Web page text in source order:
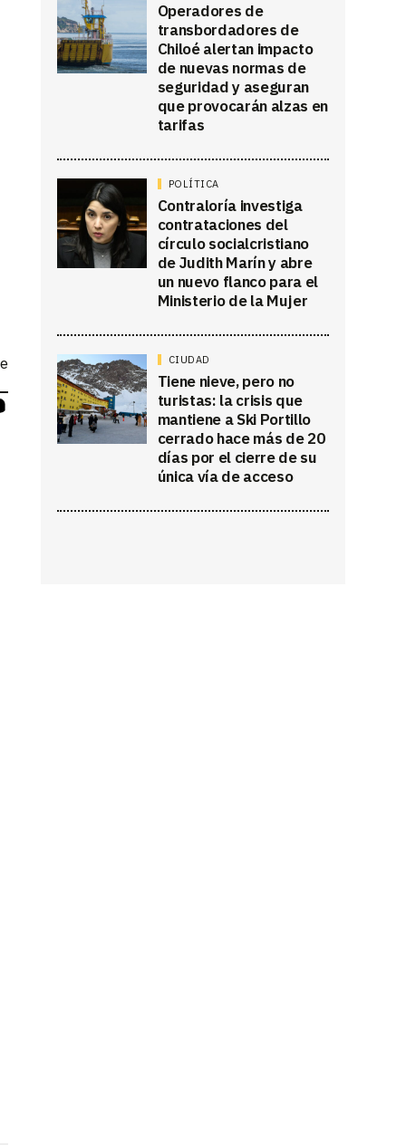
Operadores de
transbordadores de
Chiloé alertan impacto
de nuevas normas de
seguridad y aseguran
que provocarán alzas en
tarifas
POLÍTICA
Contraloría investiga
contrataciones del
círculo socialcristiano
de Judith Marín y abre
un nuevo flanco para el
Ministerio de la Mujer
CIUDAD
Tiene nieve, pero no
turistas: la crisis que
mantiene a Ski Portillo
cerrado hace más de 20
días por el cierre de su
única vía de acceso